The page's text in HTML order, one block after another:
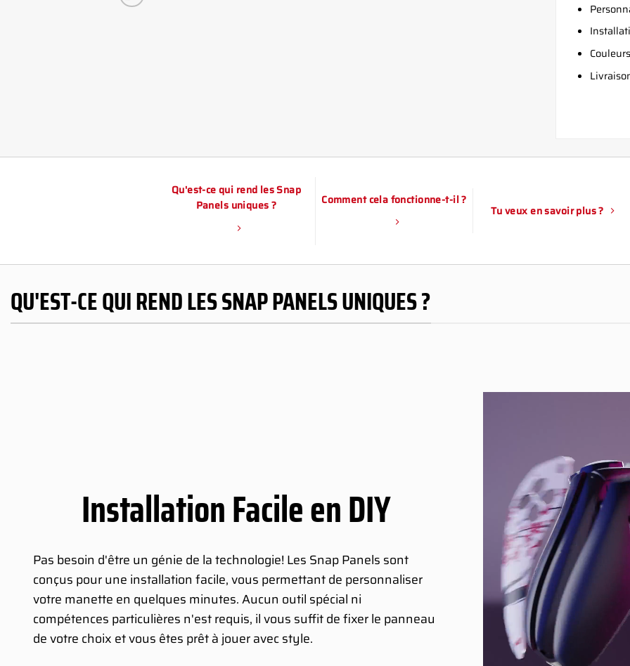
Qu'est-ce qui rend les Snap
Panels uniques ?
Comment cela fonctionne-t-il ?
Tu veux en savoir plus ?
QU'EST-CE QUI REND LES SNAP PANELS UNIQUES ?
Installation Facile en DIY
Pas besoin d'être un génie de la technologie! Les Snap Panels sont
conçus pour une installation facile, vous permettant de personnaliser
votre manette en quelques minutes. Aucun outil spécial ni
compétences particulières n'est requis, il vous suffit de fixer le panneau
de votre choix et vous êtes prêt à jouer avec style.